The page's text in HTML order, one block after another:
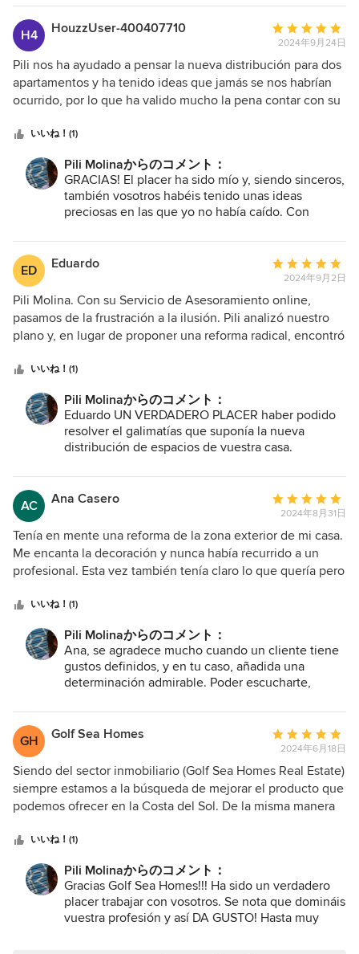
proyectos. UNA PROFESIONAL MÁS QUE
RECOMENDABLE. Gracias Pili!!
aportando ideas a vuestro proyecto (que ya es
también mi bebé!!). BESO FUERTE.
H4 HouzzUser-400407710
平
均
評
価：
5
5
2024年9月24日
Pili nos ha ayudado a pensar la nueva distribución para dos
apartamentos y ha tenido ideas que jamás se nos habrían
ocurrido, por lo que ha valido mucho la pena contar con su
confianza y ha conectado con cómo queríamos que fuera
el espacio, así que trabajar con ella ha sido muy sencillo!
Volveríamos a elegirla
いいね！(1)
Pili Molinaからのコメント：
GRACIAS! El placer ha sido mío y, siendo sinceros,
también vosotros habéis tenido unas ideas
preciosas en las que yo no había caído. Con
También os volvería a elegir!!!!
ED
Eduardo
平
均
評
価：
5
5
2024年9月2日
Pili Molina. Con su Servicio de Asesoramiento online,
pasamos de la frustración a la ilusión. Pili analizó nuestro
plano y, en lugar de proponer una reforma radical, encontró
espacio existente. ¡El resultado es espectacular! Ahora
tenemos un proyecto de casa funcional, luminosa y
adaptada a nuestras necesidades. Lo mejor de todo es que
Pili supo entender perfectamente lo que queríamos y nos
brindó un asesoramiento personalizado y cercano. Gracias
tranquilidad. Si buscas un profesional que te ayude a
optimizar el espacio de tu hogar, ¡no dudes en contactar
con Pili Molina!" "We were about to give up on redesigning
our Madrid home's layout. Endless debates and a lack of
ideas had left us exhausted. Until we found Pili Molina. Her
online space planning service transformed our home,
floor plan and, instead of suggesting a radical renovation,
space. The result is stunning! Now we have a functional,
bright, and personalized home. Best of all, Pili truly
understood our vision and provided tailored, friendly
advice. Thanks to her, we started our renovation with
your home's layout, don't hesitate to contact Pili Molina!
いいね！(1)
Pili Molinaからのコメント：
Eduardo UN VERDADERO PLACER haber podido
resolver el galimatías que suponía la nueva
distribución de espacios de vuestra casa.
cada centímetro cuadrado y crear el oasis que os
merecéis. Gracias por recurrir a mis servicios (ves
cómo online se resuelven muchísimas cosas sin
necesidad de estar allí?), estaré encantada de
aportar más ideas y soluciones si así lo deseáis!!
GRACIAS!!!
AC Ana Casero
平
均
評
価：
5
5
2024年8月31日
Tenía en mente una reforma de la zona exterior de mi casa.
Me encanta la decoración y nunca había recurrido a un
profesional. Esta vez también tenía claro lo que quería pero
(cocina exterior, zona de comer, zona de plantas…). Me
daba miedo equivocarme y luego arrepentirme después del
gasto y mareos que ocasiona una reforma. Me costó
decidirme a pedir asesoramiento porque no deja de ser un
gasto añadido. Me puse en contacto con Pili y ella me dio
ideas, lo que yo quería y el plano y tras dos llamadas de
teléfono y una visita a mi casa ella supo cómo orientarme
para distribuir y aprovechar al máximo el espacio. Además
tiene mucha visión de cómo se vive “la casa” y se disfruta
de ella, según como sea tu forma de vida y tu familia. Sin
duda un acierto contar con ella para asesorarte, y tiene la
trabajo ya más avanzado, que yo no contraté pero que
profesionalidad que hace todo. Creo que una reforma lleva
un coste económico e incluso emocional alto, y merece la
pena partir de una idea clara y acertada. Gracias Pili.
いいね！(1)
Pili Molinaからのコメント：
Ana, se agradece mucho cuando un cliente tiene
gustos definidos, y en tu caso, añadida una
determinación admirable. Poder escucharte,
espectacular que has conseguido, me hace MUY
FELIZ. Enhorabuena por ser valiente y contratar a
una profesional, gracias por tu inteligencia para
sacar todo el partido de cada solución que te
aporté. UN VERDADERO PLACER haber podido
formar parte de tu maravillosa casa. Espero que la
disfrutéis muchos años ❤️
GH Golf Sea Homes
平
均
評
価：
5
5
2024年6月18日
Siendo del sector inmobiliario (Golf Sea Homes Real Estate)
siempre estamos a la búsqueda de mejorar el producto que
podemos ofrecer en la Costa del Sol. De la misma manera
también nos gusta tener la vivienda perfecta para ofrecer.
Hace unos meses, ante una casa en Marbella que
queríamos sacar al mercado del alquiler, nos planteamos
contratar los servicios de Pili Molina quien supo sacar el
máximo partido de cada metro cuadrado. No sólo la hizo
いいね！(1)
Pili Molinaからのコメント：
Gracias Golf Sea Homes!!! Ha sido un verdadero
placer trabajar con vosotros. Se nota que domináis
vuestra profesión y así DA GUSTO! Hasta muy